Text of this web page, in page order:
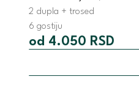
2 dupla + trosed
6 gostiju
od 4.050 RSD